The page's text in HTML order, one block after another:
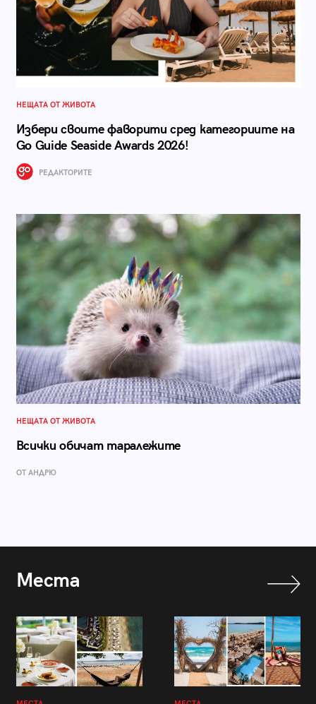
НЕЩАТА ОТ ЖИВОТА
Избери своите фаворити сред категориите на
Go Guide Seaside Awards 2026!
РЕДАКТОРИТЕ
НЕЩАТА ОТ ЖИВОТА
Всички обичат таралежите
ОТ АНДРЮ
Места